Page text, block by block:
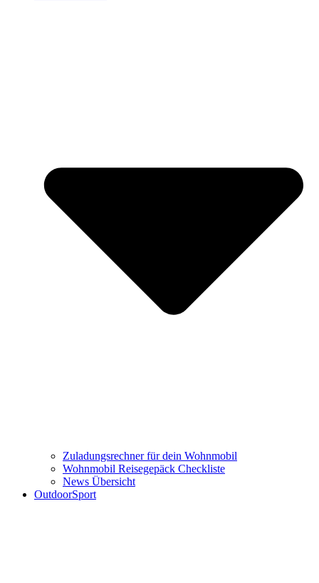
Zuladungsrechner für dein Wohnmobil
Wohnmobil Reisegepäck Checkliste
News Übersicht
OutdoorSport